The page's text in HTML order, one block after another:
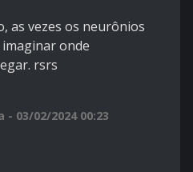
as vezes os neurônios
onde
rsrs
- 03/02/2024 00:23